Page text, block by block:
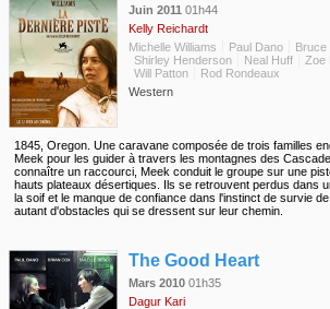
Juin 2011 01h44
Kelly Reichardt
Michelle Williams
Paul Dano
Bruce
Shirley Henderson
Neal Huff Zoe
Will Patton
Rod Rondeaux
Western
1845, Oregon. Une caravane composée de trois familles
Meek pour les guider à travers les montagnes des
connaître un raccourci, Meek conduit le groupe sur une
hauts plateaux désertiques. Ils se retrouvent perdus dans
la soif et le manque de confiance dans l'instinct de survie
autant d'obstacles qui se dressent sur leur chemin.
The Good Heart
Mars 2010 01h35
Dagur Kari